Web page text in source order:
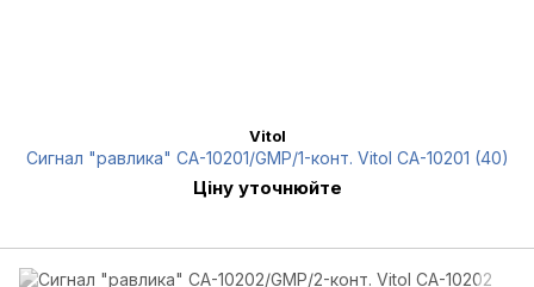
Vitol
Сигнал "равлика" СА-10201/GMP/1-конт. Vitol CA-10201 (40)
Ціну уточнюйте